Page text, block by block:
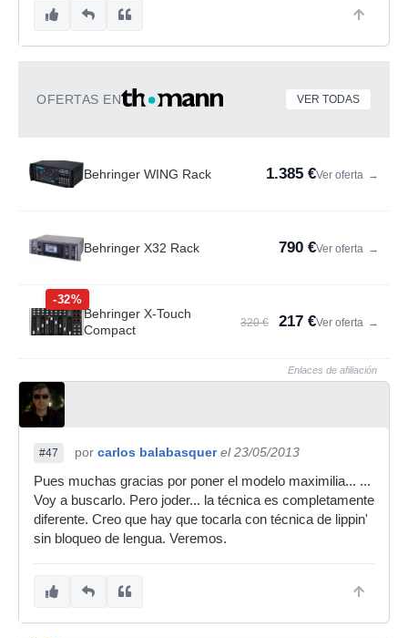
OFERTAS EN VER TODAS
Behringer WING Rack 1.385 €Ver oferta →
Behringer X32 Rack 790 €Ver oferta →
-32%
Behringer X-Touch
Compact
320 € 217 €Ver oferta →
Enlaces de afiliación
#47 por carlos balabasquer el 23/05/2013
Pues muchas gracias por poner el modelo maximilia... ...
Voy a buscarlo. Pero joder... la técnica es completamente
diferente. Creo que hay que tocarla con técnica de lippin'
sin bloqueo de lengua. Veremos.